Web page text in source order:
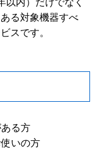
る対象機器すべ
スです。
る方
いの方